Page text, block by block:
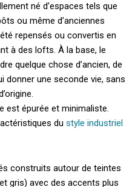
né d’espaces tels que
ou même d’anciennes
repensés ou convertis en
à des lofts. À la base, le
quelque chose d’ancien, de
donner une seconde vie, sans
est épurée et minimaliste.
du style industriel
construits autour de teintes
gris) avec des accents plus